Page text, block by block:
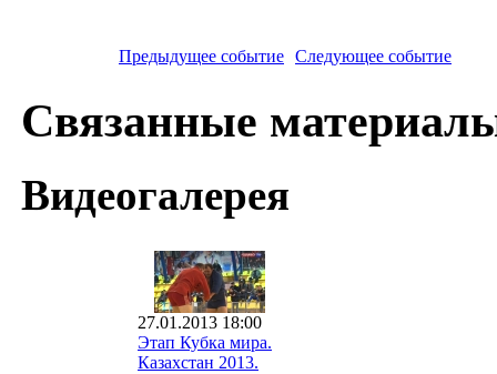
Предыдущее событие Следующее событие
Связанные
Видеогалерея
27.01.2013 18:00
Этап Кубка мира.
Казахстан 2013.